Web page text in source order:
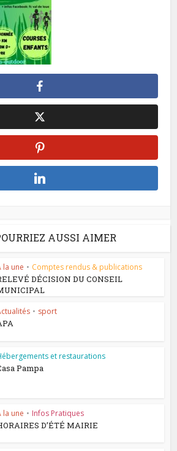
AUSSI AIMER
la une • Comptes rendus & publications
DÉCISION DU CONSEIL
• sport
et restaurations
Pampa
la une • Infos Pratiques
D’ÉTÉ MAIRIE